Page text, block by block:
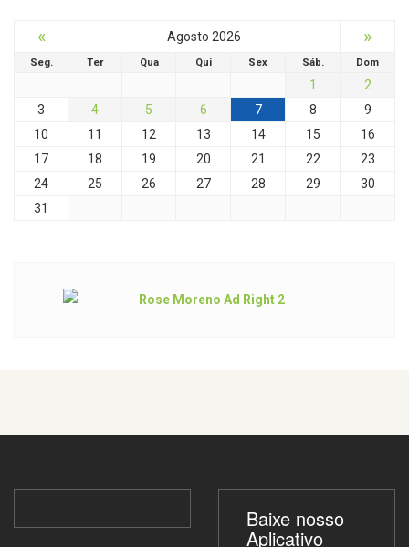
« Agosto 2026 »
Seg. Ter Qua Qui Sex Sáb. Dom
1
2
3
4 5 6 7 8
9
10
11 12 13 14 15
16
17
18 19 20 21 22
23
24
25 26 27 28 29
30
31
Baixe nosso
Aplicativo